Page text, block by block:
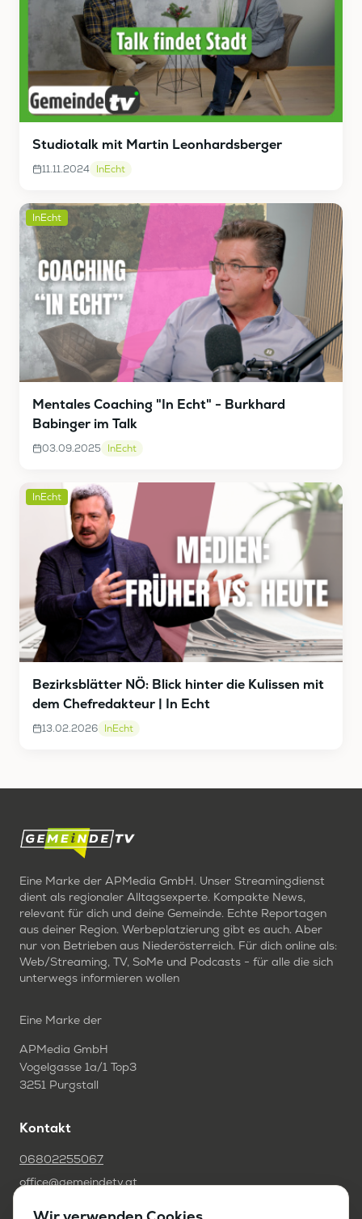
Studiotalk mit Martin Leonhardsberger
11.11.2024 InEcht
InEcht
Mentales Coaching "In Echt" - Burkhard
Babinger im Talk
03.09.2025 InEcht
InEcht
Bezirksblätter NÖ: Blick hinter die Kulissen mit
dem Chefredakteur | In Echt
13.02.2026 InEcht
Eine Marke der APMedia GmbH. Unser Streamingdienst
dient als regionaler Alltagsexperte. Kompakte News,
relevant für dich und deine Gemeinde. Echte Reportagen
aus deiner Region. Werbeplatzierung gibt es auch. Aber
nur von Betrieben aus Niederösterreich. Für dich online als:
Web/Streaming, TV, SoMe und Podcasts - für alle die sich
unterwegs informieren wollen
Eine Marke der
APMedia GmbH
Vogelgasse 1a/1 Top3
3251 Purgstall
Kontakt
06802255067
office@gemeindetv.at